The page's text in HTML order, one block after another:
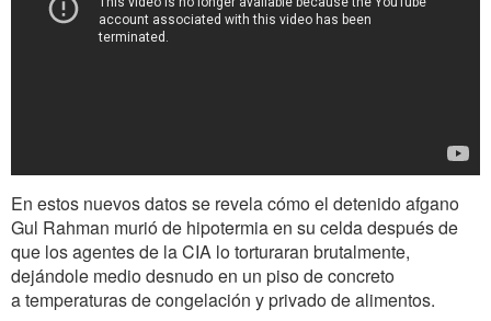
En estos nuevos datos se revela cómo el detenido afgano
Gul Rahman murió de hipotermia en su celda después de
que los agentes de la CIA lo torturaran brutalmente,
dejándole medio desnudo en un piso de concreto
a temperaturas de congelación y privado de alimentos.